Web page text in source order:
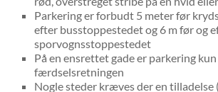
Parkering er forbudt 5 meter før
efter busstoppestedet og 6 m før og
sporvognsstoppestedet
På en ensrettet gade er parkering
færdselsretningen
Nogle steder kræves der en tilladelse